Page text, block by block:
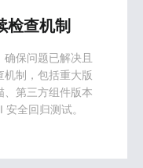
检查机制
保问题已解决且
机制，包括重大版
、第三方组件版本
全回归测试。